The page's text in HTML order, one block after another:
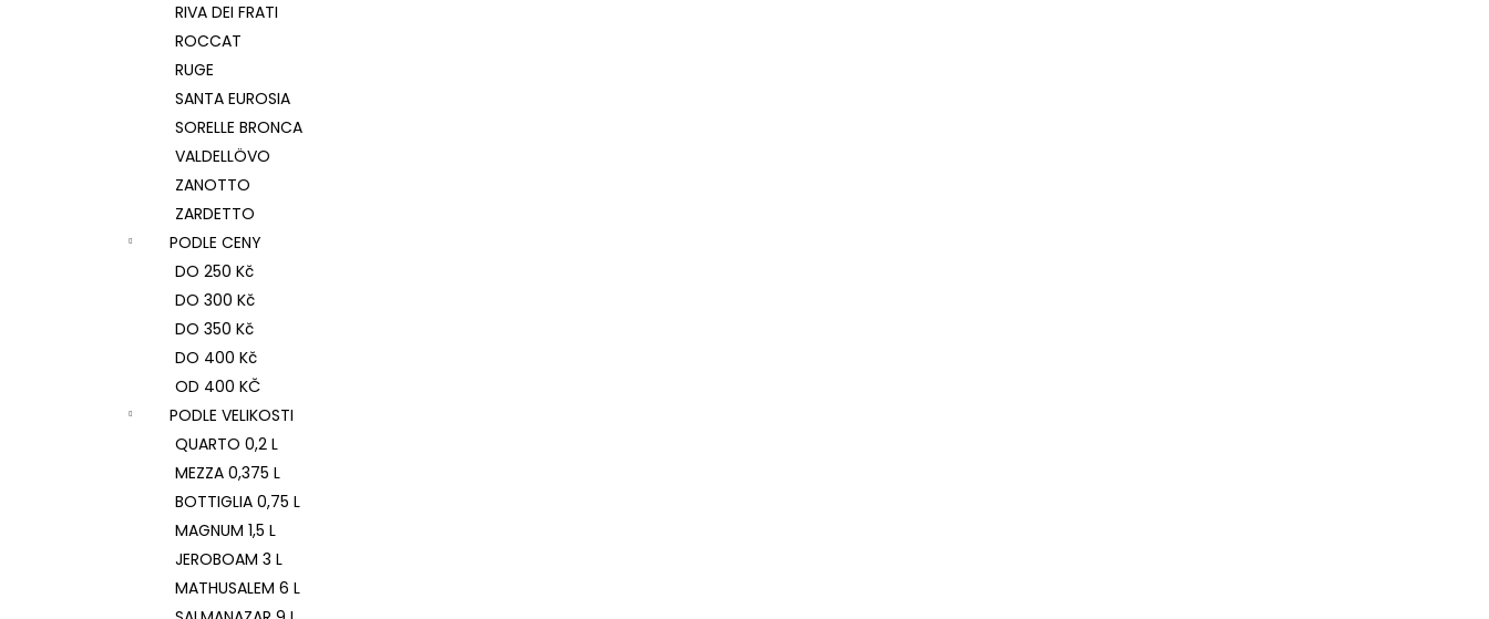
RIVA DEI FRATI
ROCCAT
RUGE
SANTA EUROSIA
SORELLE BRONCA
VALDELLÖVO
ZANOTTO
ZARDETTO
PODLE CENY
DO 250 Kč
DO 300 Kč
DO 350 Kč
DO 400 Kč
OD 400 KČ
PODLE VELIKOSTI
QUARTO 0,2 L
MEZZA 0,375 L
BOTTIGLIA 0,75 L
MAGNUM 1,5 L
JEROBOAM 3 L
MATHUSALEM 6 L